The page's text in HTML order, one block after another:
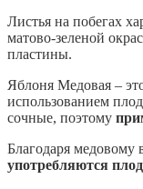
Листья на побегах
матово-зеленой
пластины.
Яблоня Медовая –
использованием
сочные, поэтому
Благодаря медовому
употребляются